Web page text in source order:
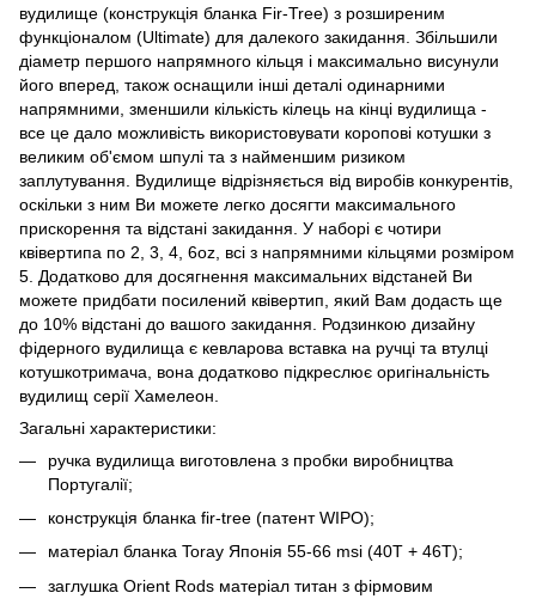
вудилище (конструкція бланка Fir-Tree) з розширеним
функціоналом (Ultimate) для далекого закидання. Збільшили
діаметр першого напрямного кільця і ​​максимально висунули
його вперед, також оснащили інші деталі одинарними
напрямними, зменшили кількість кілець на кінці вудилища -
все це дало можливість використовувати коропові котушки з
великим об'ємом шпулі та з найменшим ризиком
заплутування. Вудилище відрізняється від виробів конкурентів,
оскільки з ним Ви можете легко досягти максимального
прискорення та відстані закидання. У наборі є чотири
квівертипа по 2, 3, 4, 6oz, всі з напрямними кільцями розміром
5. Додатково для досягнення максимальних відстаней Ви
можете придбати посилений квівертип, який Вам додасть ще
до 10% відстані до вашого закидання. Родзинкою дизайну
фідерного вудилища є кевларова вставка на ручці та втулці
котушкотримача, вона додатково підкреслює оригінальність
вудилищ серії Хамелеон.
Загальні характеристики:
ручка вудилища виготовлена з пробки виробництва
Португалії;
конструкція бланка fir-tree (патент WIPO);
матеріал бланка Toray Японія 55-66 msi (40T + 46T);
заглушка Orient Rods матеріал титан з фірмовим